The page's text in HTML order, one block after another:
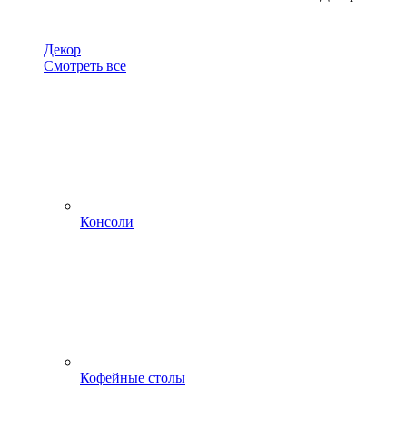
Декор
Смотреть все
Консоли
Кофейные столы